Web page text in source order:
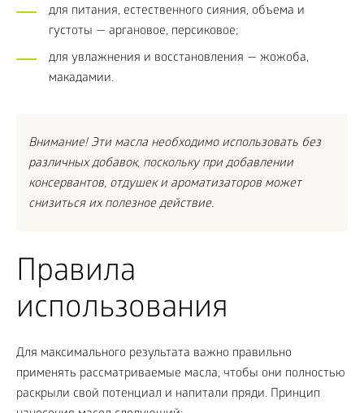
для питания, естественного сияния, объема и
густоты — аргановое, персиковое;
для увлажнения и восстановления — жожоба,
макадамии.
Внимание! Эти масла необходимо использовать без
различных добавок, поскольку при добавлении
консервантов, отдушек и ароматизаторов может
снизиться их полезное действие.
Правила
использования
Для максимального результата важно правильно
применять рассматриваемые масла, чтобы они полностью
раскрыли свой потенциал и напитали пряди. Принцип